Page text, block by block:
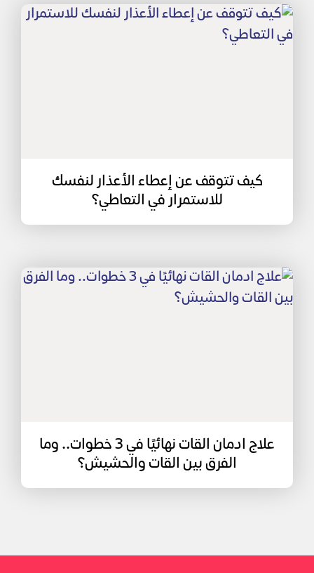
كيف تتوقف عن إعطاء الأعذار لنفسك
للاستمرار في التعاطي؟
علاج ادمان القات نهائيًا في 3 خطوات.. وما
الفرق بين القات والحشيش؟